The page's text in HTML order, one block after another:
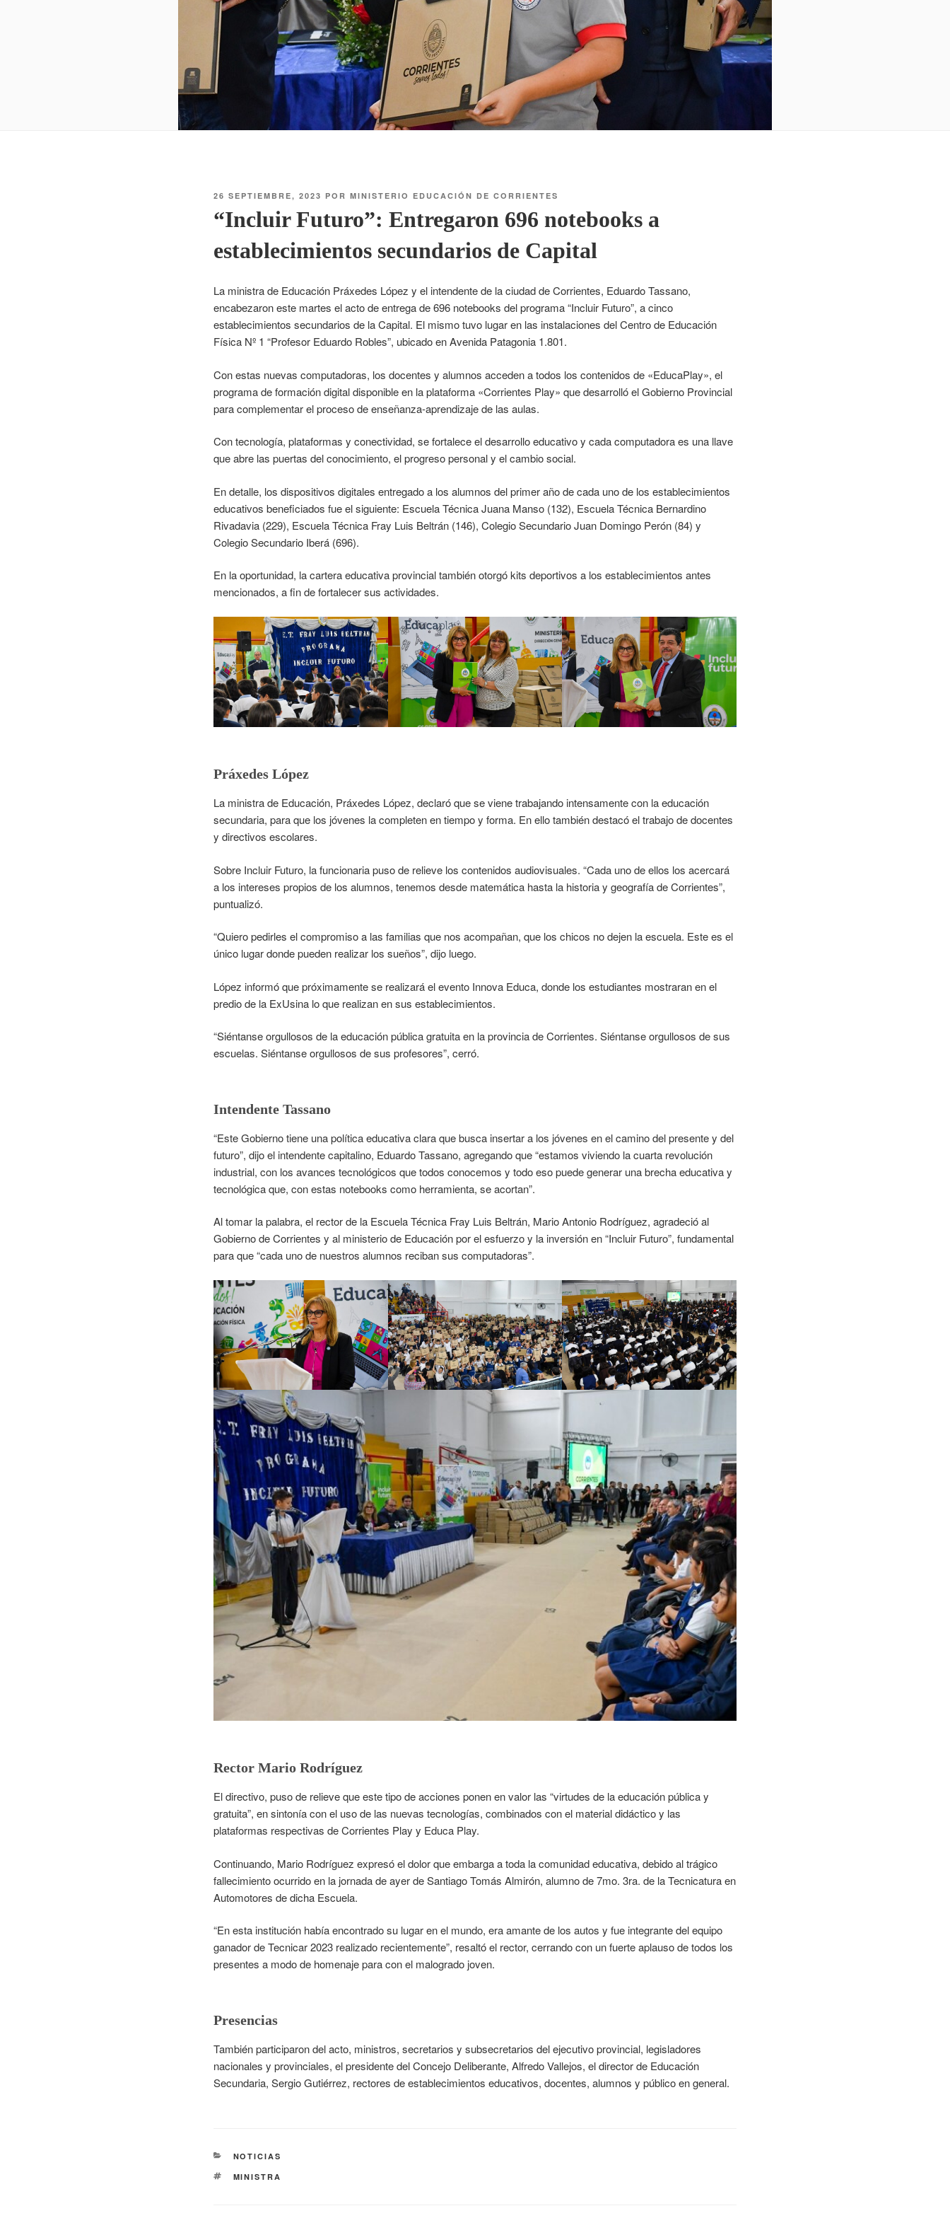
26 SEPTIEMBRE, 2023 POR MINISTERIO EDUCACIÓN DE CORRIENTES
“Incluir Futuro”: Entregaron 696 notebooks a
establecimientos secundarios de Capital
La ministra de Educación Práxedes López y el intendente de la ciudad de Corrientes, Eduardo Tassano,
encabezaron este martes el acto de entrega de 696 notebooks del programa “Incluir Futuro”, a cinco
establecimientos secundarios de la Capital. El mismo tuvo lugar en las instalaciones del Centro de Educación
Física Nº 1 “Profesor Eduardo Robles”, ubicado en Avenida Patagonia 1.801.
Con estas nuevas computadoras, los docentes y alumnos acceden a todos los contenidos de «EducaPlay», el
programa de formación digital disponible en la plataforma «Corrientes Play» que desarrolló el Gobierno Provincial
para complementar el proceso de enseñanza-aprendizaje de las aulas.
Con tecnología, plataformas y conectividad, se fortalece el desarrollo educativo y cada computadora es una llave
que abre las puertas del conocimiento, el progreso personal y el cambio social.
En detalle, los dispositivos digitales entregado a los alumnos del primer año de cada uno de los establecimientos
educativos beneficiados fue el siguiente: Escuela Técnica Juana Manso (132), Escuela Técnica Bernardino
Rivadavia (229), Escuela Técnica Fray Luis Beltrán (146), Colegio Secundario Juan Domingo Perón (84) y
Colegio Secundario Iberá (696).
En la oportunidad, la cartera educativa provincial también otorgó kits deportivos a los establecimientos antes
mencionados, a fin de fortalecer sus actividades.
Práxedes López
La ministra de Educación, Práxedes López, declaró que se viene trabajando intensamente con la educación
secundaria, para que los jóvenes la completen en tiempo y forma. En ello también destacó el trabajo de docentes
y directivos escolares.
Sobre Incluir Futuro, la funcionaria puso de relieve los contenidos audiovisuales. “Cada uno de ellos los acercará
a los intereses propios de los alumnos, tenemos desde matemática hasta la historia y geografía de Corrientes”,
puntualizó.
“Quiero pedirles el compromiso a las familias que nos acompañan, que los chicos no dejen la escuela. Este es el
único lugar donde pueden realizar los sueños”, dijo luego.
López informó que próximamente se realizará el evento Innova Educa, donde los estudiantes mostraran en el
predio de la ExUsina lo que realizan en sus establecimientos.
“Siéntanse orgullosos de la educación pública gratuita en la provincia de Corrientes. Siéntanse orgullosos de sus
escuelas. Siéntanse orgullosos de sus profesores”, cerró.
Intendente Tassano
“Este Gobierno tiene una política educativa clara que busca insertar a los jóvenes en el camino del presente y del
futuro”, dijo el intendente capitalino, Eduardo Tassano, agregando que “estamos viviendo la cuarta revolución
industrial, con los avances tecnológicos que todos conocemos y todo eso puede generar una brecha educativa y
tecnológica que, con estas notebooks como herramienta, se acortan”.
Al tomar la palabra, el rector de la Escuela Técnica Fray Luis Beltrán, Mario Antonio Rodríguez, agradeció al
Gobierno de Corrientes y al ministerio de Educación por el esfuerzo y la inversión en “Incluir Futuro”, fundamental
para que “cada uno de nuestros alumnos reciban sus computadoras”.
Rector Mario Rodríguez
El directivo, puso de relieve que este tipo de acciones ponen en valor las “virtudes de la educación pública y
gratuita”, en sintonía con el uso de las nuevas tecnologías, combinados con el material didáctico y las
plataformas respectivas de Corrientes Play y Educa Play.
Continuando, Mario Rodríguez expresó el dolor que embarga a toda la comunidad educativa, debido al trágico
fallecimiento ocurrido en la jornada de ayer de Santiago Tomás Almirón, alumno de 7mo. 3ra. de la Tecnicatura en
Automotores de dicha Escuela.
“En esta institución había encontrado su lugar en el mundo, era amante de los autos y fue integrante del equipo
ganador de Tecnicar 2023 realizado recientemente”, resaltó el rector, cerrando con un fuerte aplauso de todos los
presentes a modo de homenaje para con el malogrado joven.
Presencias
También participaron del acto, ministros, secretarios y subsecretarios del ejecutivo provincial, legisladores
nacionales y provinciales, el presidente del Concejo Deliberante, Alfredo Vallejos, el director de Educación
Secundaria, Sergio Gutiérrez, rectores de establecimientos educativos, docentes, alumnos y público en general.
NOTICIAS
MINISTRA